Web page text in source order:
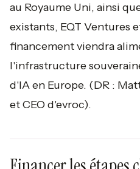
au Royaume Uni, ainsi
existants, EQT Ventures
financement viendra
l'infrastructure
d'IA en Europe. (DR :
et CEO d'evroc).